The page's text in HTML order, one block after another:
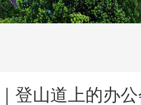
登山道上的办